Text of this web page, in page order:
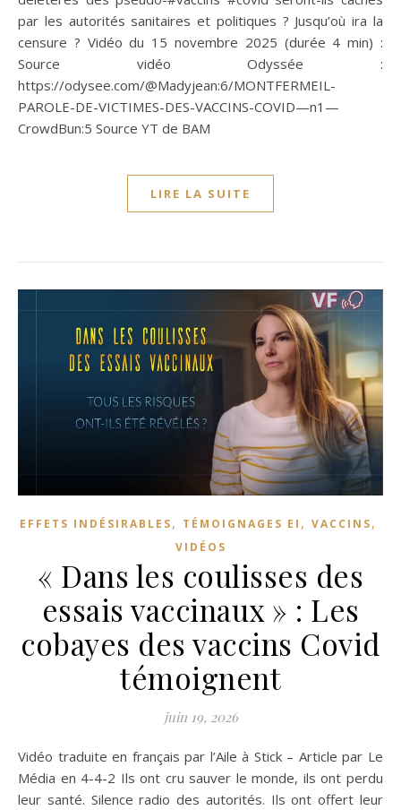
par les autorités sanitaires et politiques ? Jusqu’où ira la
censure ? Vidéo du 15 novembre 2025 (durée 4 min) :
Source vidéo Odyssée :
https://odysee.com/@Madyjean:6/MONTFERMEIL-
PAROLE-DE-VICTIMES-DES-VACCINS-COVID—n1—
CrowdBun:5 Source YT de BAM
LIRE LA SUITE
EFFETS INDÉSIRABLES, TÉMOIGNAGES EI , VACCINS,
VIDÉOS
« Dans les coulisses des
essais vaccinaux » : Les
cobayes des vaccins Covid
témoignent
juin 19, 2026
Vidéo traduite en français par l’Aile à Stick – Article par Le
Média en 4-4-2 Ils ont cru sauver le monde, ils ont perdu
leur santé. Silence radio des autorités. Ils ont offert leur